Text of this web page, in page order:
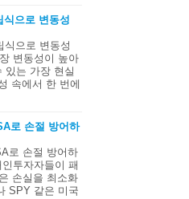
으로 변동성
으로 변동성
변동성이 높아
있는 가장 현실
속에서 한 번에
로 손절 방어하
로 손절 방어하
투자자들이 패
손실을 최소화
SPY 같은 미국